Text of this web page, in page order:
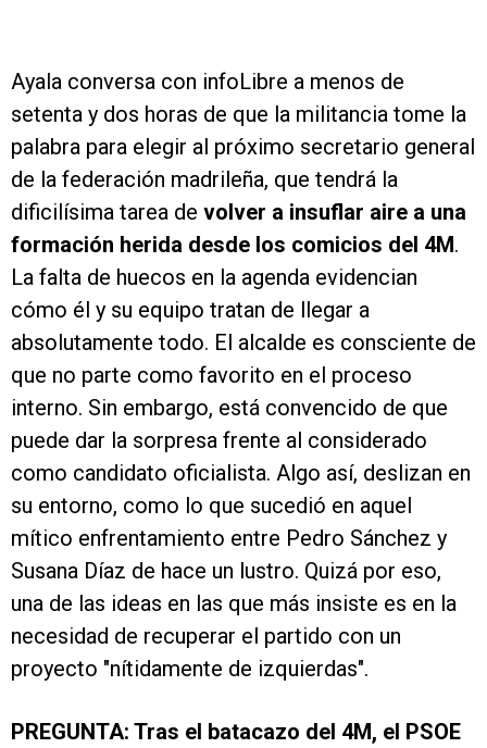
Ayala conversa con infoLibre a menos de
setenta y dos horas de que la militancia tome la
palabra para elegir al próximo secretario general
de la federación madrileña, que tendrá la
dificilísima tarea de volver a insuflar aire a una
formación herida desde los comicios del 4M.
La falta de huecos en la agenda evidencian
cómo él y su equipo tratan de llegar a
absolutamente todo. El alcalde es consciente de
que no parte como favorito en el proceso
interno. Sin embargo, está convencido de que
puede dar la sorpresa frente al considerado
como candidato oficialista. Algo así, deslizan en
su entorno, como lo que sucedió en aquel
mítico enfrentamiento entre Pedro Sánchez y
Susana Díaz de hace un lustro. Quizá por eso,
una de las ideas en las que más insiste es en la
necesidad de recuperar el partido con un
proyecto "nítidamente de izquierdas".
PREGUNTA: Tras el batacazo del 4M, el PSOE